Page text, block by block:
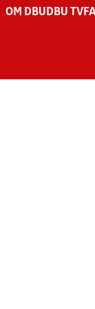
OM DBU DBU TV